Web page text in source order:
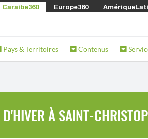
Caraibe360 Europe360
Pays & Territoires Contenus
À SAINT-